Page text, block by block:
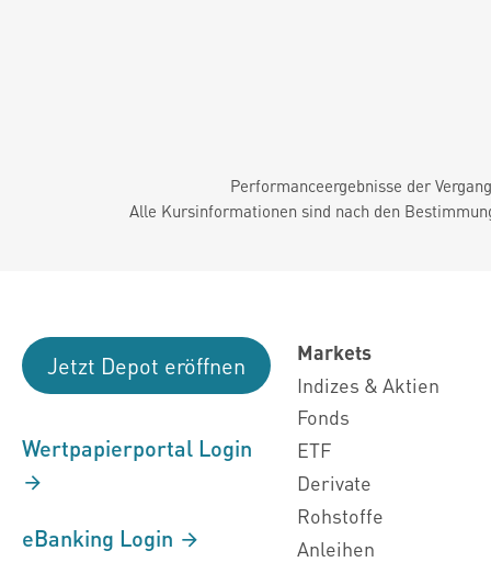
Performanceergebnisse der
Alle Kursinformationen sind nach den
Jetzt Depot eröffnen
Wertpapierportal Login
eBanking Login
Markets
Indizes & Aktien
Fonds
ETF
Derivate
Rohstoffe
Anleihen